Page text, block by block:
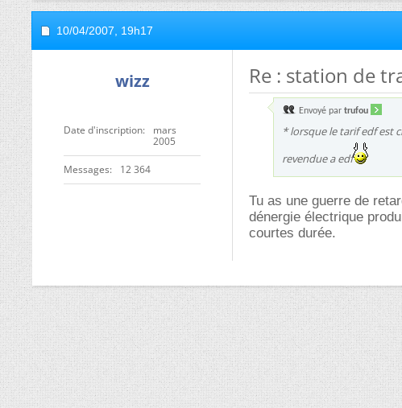
10/04/2007, 19h17
wizz
Date d'inscription
mars
2005
Messages 12 364
Re : station de
Envoyé par trufou
* lorsque le tarif edf est
revendue a edf
Tu as une guerre de
dénergie électrique
courtes durée.